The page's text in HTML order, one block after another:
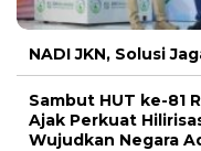
NADI JKN, Solusi
Sambut HUT ke-81
Ajak Perkuat
Wujudkan Negara